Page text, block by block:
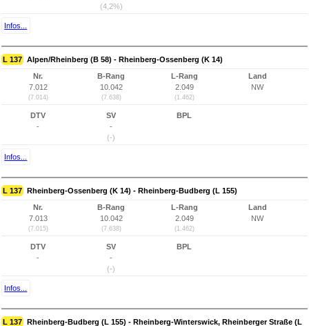
(4,2%)
Infos...
L 137 Alpen/Rheinberg (B 58) - Rheinberg-Ossenberg (K 14)
Nr.
7.012
(7.014)
B-Rang
10.042
(7.638)
L-Rang
2.049
(1.462)
Land
NW
DTV
-
SV
-
(-)
BPL
Infos...
L 137 Rheinberg-Ossenberg (K 14) - Rheinberg-Budberg (L 155)
Nr.
7.013
(7.015)
B-Rang
10.042
(7.638)
L-Rang
2.049
(1.462)
Land
NW
DTV
-
SV
-
(-)
BPL
Infos...
L 137 Rheinberg-Budberg (L 155) - Rheinberg-Winterswick, Rheinberger Straße (L